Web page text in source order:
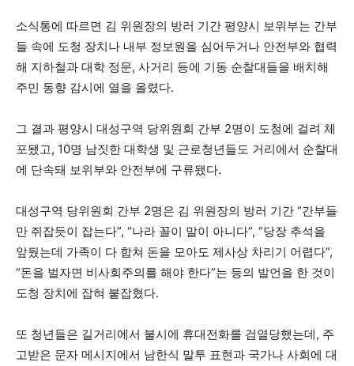
소식통에 따르면 김 위원장의 방러 기간 평양시 보위부는 간부
들 속에 도청 장치나 내부 정보원을 심어두거나 안전부와 협력
해 지하철과 대학 정문, 사거리 등에 기동 순찰대들을 배치해
주민 동향 감시에 열을 올렸다.
그 결과 평양시 대성구역 당위원회 간부 2명이 도청에 걸려 체
포됐고, 10명 남짓한 대학생 및 근로청년들도 거리에서 순찰대
에 단속돼 보위부와 안전부에 구류됐다.
대성구역 당위원회 간부 2명은 김 위원장의 방러 기간 “간부들
만 쥐잡듯이 잡는다”, “나라 꼴이 말이 아니다”, “당장 추석을
앞뒀는데 가족이 다 합쳐 돈을 모아도 제사상 차리기 어렵다”,
“돈을 벌자면 비사회주의를 해야 한다”는 등의 발언을 한 것이
도청 장치에 잡혀 붙잡혔다.
또 청년들은 길거리에서 불시에 휴대전화를 검열당했는데, 주
고받은 문자 메시지에서 남한식 말투 표현과 국가나 사회에 대